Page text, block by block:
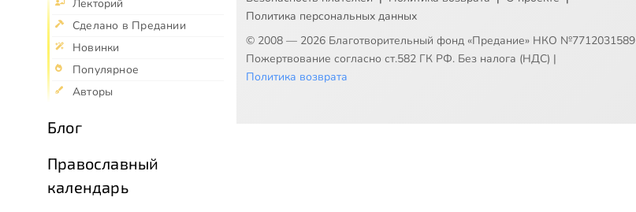
Лекторий
Сделано в Предании
Новинки
Популярное
Авторы
Блог
Православный
календарь
Политика персональных данных
© 2008 — 2026 Благотворительный фонд «Предание» НКО №7712031589
Пожертвование согласно ст.582 ГК РФ. Без налога (НДС) |
Политика возврата